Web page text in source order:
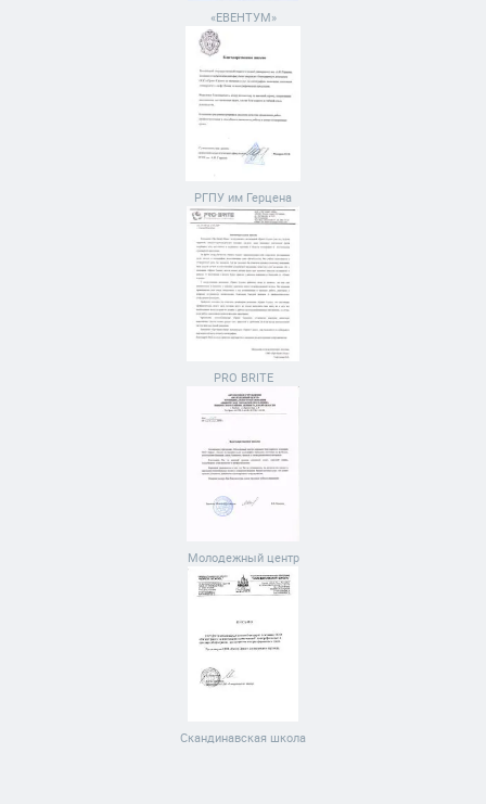
«ЕВЕНТУМ»
РГПУ им Герцена
PRO BRITE
Молодежный центр
Скандинавская школа